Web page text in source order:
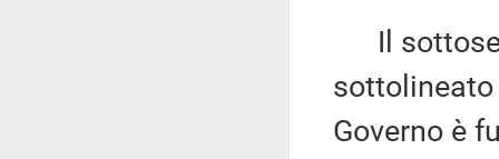
Il
Governo è